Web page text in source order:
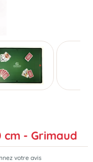
cm - Grimaud
votre avis